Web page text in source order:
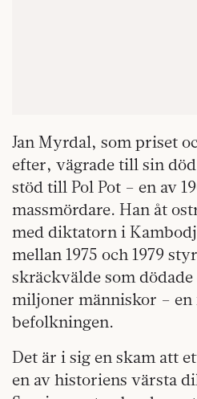
Jan Myrdal, som priset
efter, vägrade till sin
stöd till Pol Pot – en av
massmördare. Han åt
med diktatorn i
mellan 1975 och 1979
skräckvälde som
miljoner människor – en
befolkningen.
Det är i sig en skam att
en av historiens värsta